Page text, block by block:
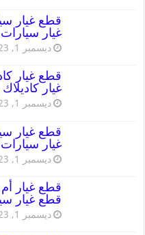
غيار
ديسمبر 1, 2023
غيار
ديسمبر 1, 2023
غيار
ديسمبر 1, 2023
قطع غيار
ديسمبر 1, 2023